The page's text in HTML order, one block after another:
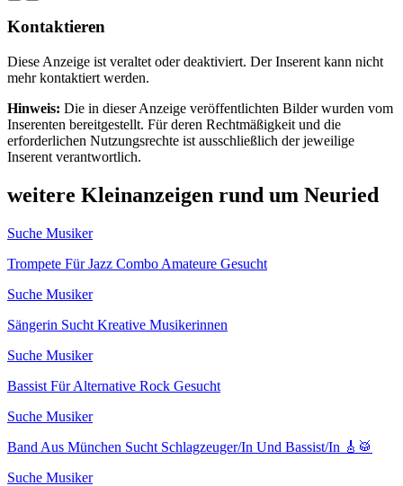
Kontaktieren
Diese Anzeige ist veraltet oder deaktiviert. Der Inserent kann nicht
mehr kontaktiert werden.
Hinweis: Die in dieser Anzeige veröffentlichten Bilder wurden vom
Inserenten bereitgestellt. Für deren Rechtmäßigkeit und die
erforderlichen Nutzungsrechte ist ausschließlich der jeweilige
Inserent verantwortlich.
weitere Kleinanzeigen rund um Neuried
Suche Musiker
Trompete Für Jazz Combo Amateure Gesucht
Suche Musiker
Sängerin Sucht Kreative Musikerinnen
Suche Musiker
Bassist Für Alternative Rock Gesucht
Suche Musiker
Band Aus München Sucht Schlagzeuger/In Und Bassist/In 🎸🥁
Suche Musiker